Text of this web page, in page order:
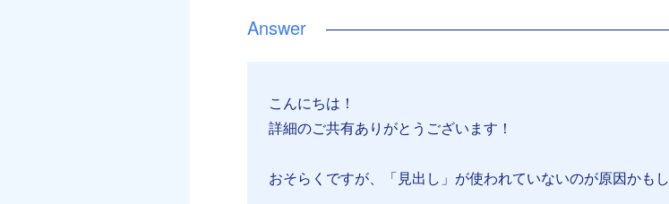
こんにちは！
詳細のご共有ありがとうございます！
おそらくですが、「見出し」が使われていないのが原因かもし